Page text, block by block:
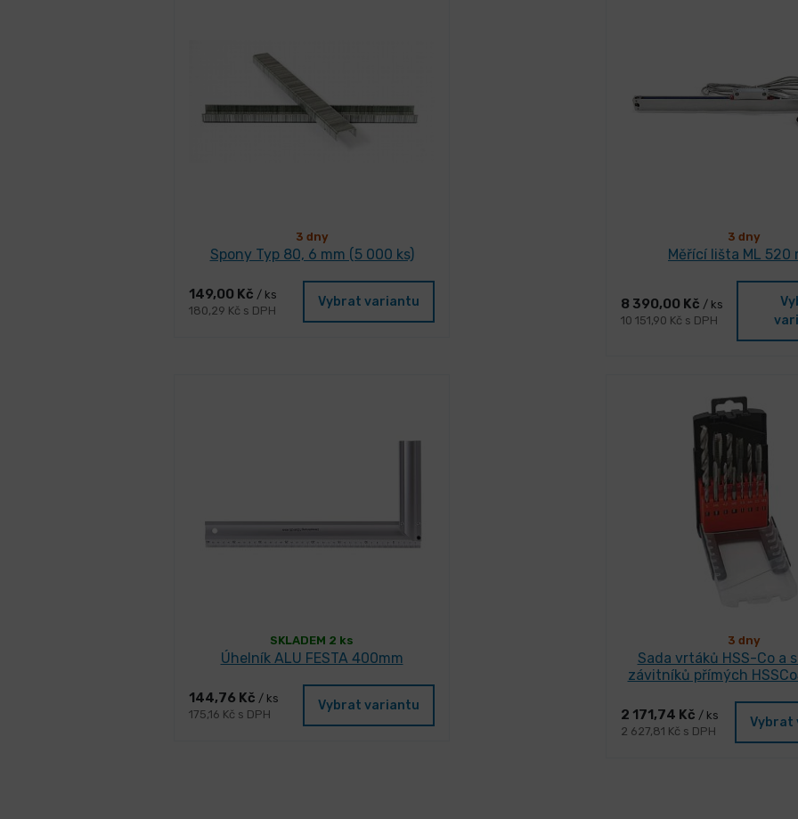
3 dny
Spony Typ 80, 6 mm (5 000 ks)
149,00 Kč / ks
180,29 Kč s DPH
Vybrat variantu
3 dny
Měřící lišta ML 520
8 390,00 Kč / ks
10 151,90 Kč s DPH
SKLADEM 2 ks
Úhelník ALU FESTA 400mm
144,76 Kč / ks
175,16 Kč s DPH
Vybrat variantu
3 dny
Sada vrtáků HSS-Co a
závitníků přímých
2 171,74 Kč / ks
2 627,81 Kč s DPH
Vybrat